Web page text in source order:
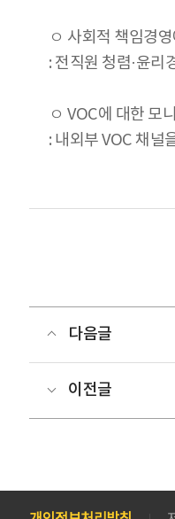
ㅇ 사회적 책임경
: 전직원 청렴·윤리
ㅇ VOC에 대한 모
: 내외부 VOC 채널
다음글
이전글